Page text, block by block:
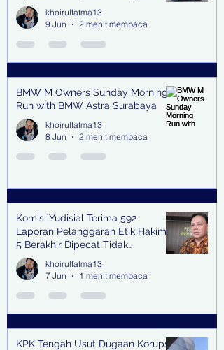
Jalan
khoirulfatma13
9 Jun
2 menit membaca
BMW M Owners Sunday Morning
Run with BMW Astra Surabaya
khoirulfatma13
8 Jun
2 menit membaca
Komisi Yudisial Terima 592
Laporan Pelanggaran Etik Hakim,
5 Berakhir Dipecat Tidak
Terhormat
khoirulfatma13
7 Jun
1 menit membaca
KPK Tengah Usut Dugaan Korupsi